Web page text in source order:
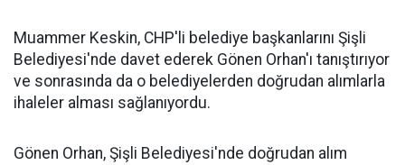
Muammer Keskin, CHP'li belediye başkanlarını Şişli
Belediyesi'nde davet ederek Gönen Orhan'ı tanıştırıyor
ve sonrasında da o belediyelerden doğrudan alımlarla
ihaleler alması sağlanıyordu.
Gönen Orhan, Şişli Belediyesi'nde doğrudan alım